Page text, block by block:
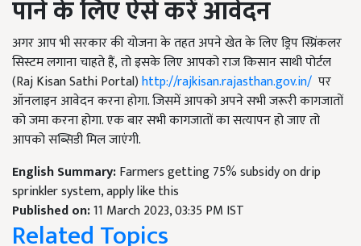
पाने के लिए ऐसे करें आवेदन
अगर आप भी सरकार की योजना के तहत अपने खेत के लिए ड्रिप स्प्रिंकलर
सिस्टम लगाना चाहते हैं,तो इसके लिए आपको राज किसान साथी पोर्टल
(Raj Kisan Sathi Portal)http://rajkisan.rajasthan.gov.in/ पर
ऑनलाइन आवेदन करना होगा. जिसमें आपको अपने सभी जरूरी कागजातों
को जमा करना होगा. एक बार सभी कागजातों का सत्यापन हो जाए तो
आपको सब्सिडी मिल जाएंगी.
English Summary:Farmers getting 75% subsidy on drip
sprinkler system, apply like this
Published on:11 March 2023, 03:35 PM IST
Related Topics